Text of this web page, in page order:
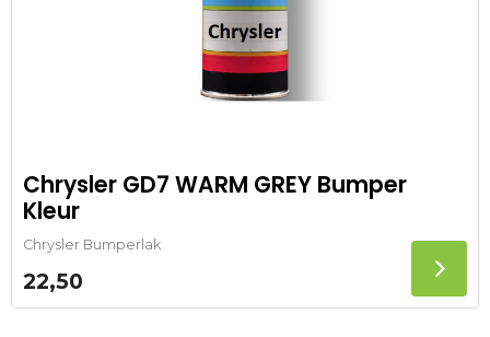
Chrysler GD7 WARM GREY Bumper
Kleur
Chrysler Bumperlak
22,50